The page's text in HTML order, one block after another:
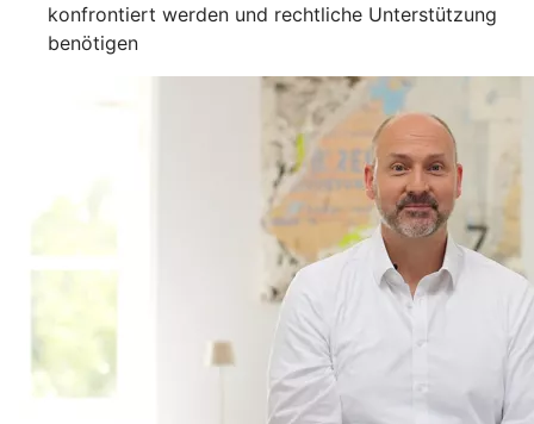
konfrontiert werden und rechtliche Unterstützung
benötigen